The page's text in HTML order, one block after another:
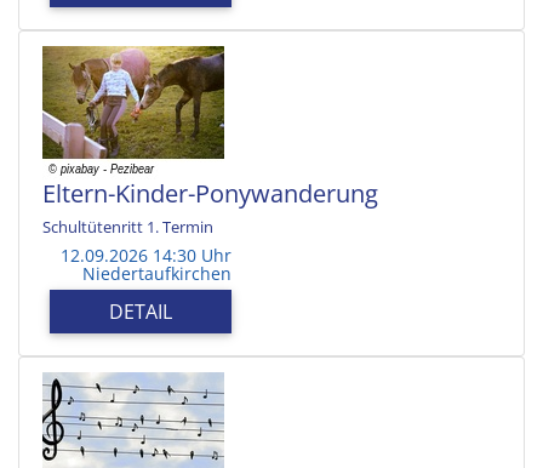
Eltern-Kinder-Ponywanderung
Schultütenritt 1. Termin
12.09.2026 14:30 Uhr
Niedertaufkirchen
DETAIL